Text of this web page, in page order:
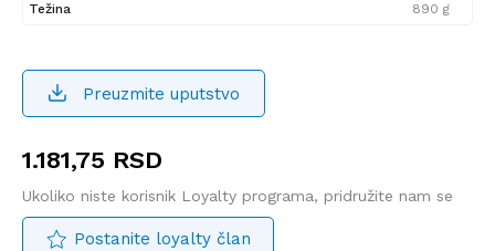
Težina
890 g
Preuzmite uputstvo
1.181,75 RSD
Ukoliko niste korisnik Loyalty programa, pridružite nam se
Postanite loyalty član